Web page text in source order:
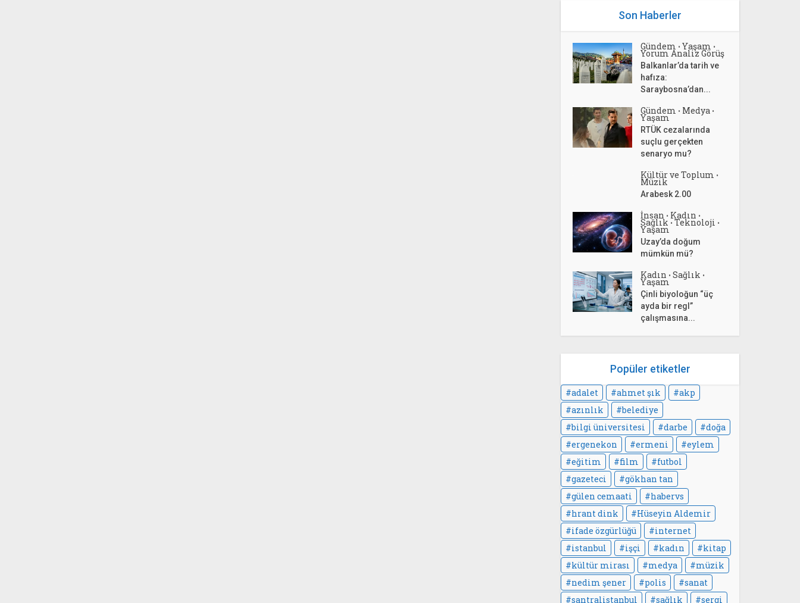
Son Haberler
Gündem • Yaşam •
Yorum Analiz Görüş
Balkanlar’da tarih ve
hafıza:
Saraybosna’dan...
Gündem • Medya •
Yaşam
RTÜK cezalarında
suçlu gerçekten
senaryo mu?
Kültür ve Toplum •
Müzik
Arabesk 2.00
İnsan • Kadın •
Sağlık • Teknoloji •
Yaşam
Uzay’da doğum
mümkün mü?
Kadın • Sağlık •
Yaşam
Çinli biyoloğun “üç
ayda bir regl”
çalışmasına...
Popüler etiketler
adalet ahmet şık
akp
azınlık
belediye
bilgi üniversitesi
darbe
doğa
ergenekon
ermeni
eylem
eğitim
film
futbol
gazeteci
gökhan tan
gülen cemaati
habervs
hrant dink
Hüseyin Aldemir
ifade özgürlüğü
internet
istanbul
işçi kadın
kitap
kültür mirası
medya
müzik
nedim şener
polis
sanat
santralistanbul
sağlık sergi